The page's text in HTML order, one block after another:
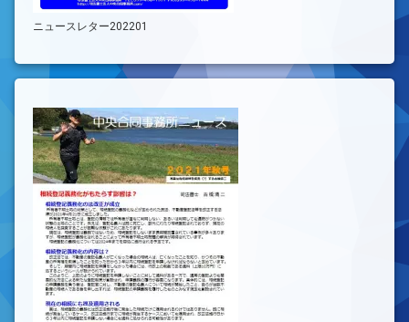
ニュースレター202201